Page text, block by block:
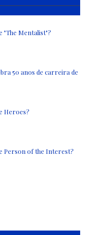
"The Mentalist"?
50 anos de carreira de
Heroes?
Person of the Interest?